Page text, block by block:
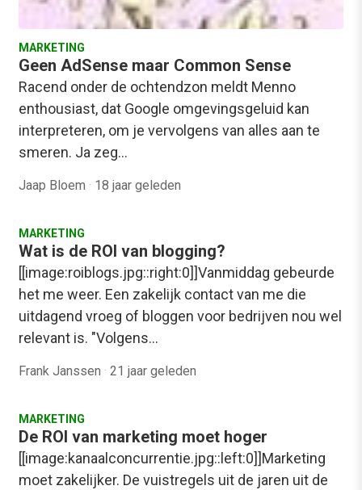
MARKETING
Geen AdSense maar Common Sense
Racend onder de ochtendzon meldt Menno
enthousiast, dat Google omgevingsgeluid kan
interpreteren, om je vervolgens van alles aan te
smeren. Ja zeg…
Jaap Bloem · 18 jaar geleden
MARKETING
Wat is de ROI van blogging?
[[image:roiblogs.jpg::right:0]]Vanmiddag gebeurde
het me weer. Een zakelijk contact van me die
uitdagend vroeg of bloggen voor bedrijven nou wel
relevant is. "Volgens…
Frank Janssen · 21 jaar geleden
MARKETING
De ROI van marketing moet hoger
[[image:kanaalconcurrentie.jpg::left:0]]Marketing
moet zakelijker. De vuistregels uit de jaren uit de